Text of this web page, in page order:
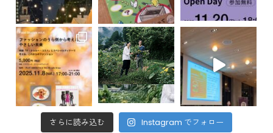
さらに読み込む Instagram でフォロー